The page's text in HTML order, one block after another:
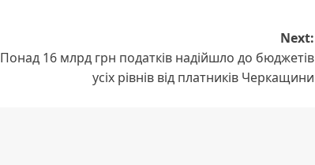
Next:
Понад 16 млрд грн податків надійшло до бюджетів
усіх рівнів від платників Черкащини